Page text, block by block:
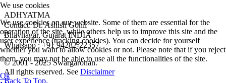
ADHYATMA
Contact: Dr. Ashish Gohil
Bhavnagar, Gujarat INDIA
Whatsapp : +91 94282-22357
© 2001 - 2025 Swargarohan.
All rights reserved. See Disclaimer
Back To Top
We use cookies
We use cookies on our website. Some of them are essential for the
operation of the site, while others help us to improve this site and the
user experience (tracking cookies). You can decide for yourself
whether you want to allow cookies or not. Please note that if you reject
them, you may not be able to use all the functionalities of the site.
Ok